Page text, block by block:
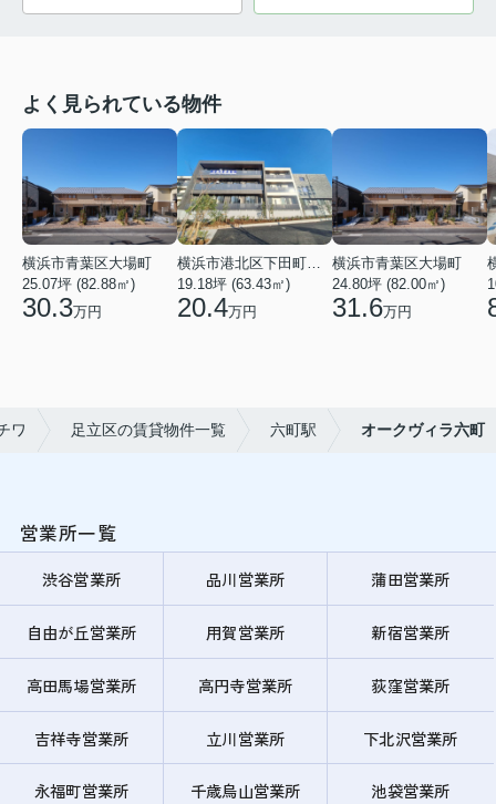
よく見られている物件
横浜市青葉区大場町
25.07坪 (82.88㎡)
30.3万円
19.18坪 (63.43㎡)
20.4万円
横浜市青葉区大場町
24.80坪 (82.00㎡)
31.6万円
ワ 足立区の賃貸物件一覧 六町駅 オークヴィラ六町
営業所一覧
渋谷営業所 品川営業所 蒲田営業所
自由が丘営業所 用賀営業所 新宿営業所
高田馬場営業所 高円寺営業所 荻窪営業所
吉祥寺営業所 立川営業所 下北沢営業所
永福町営業所 千歳烏山営業所 池袋営業所